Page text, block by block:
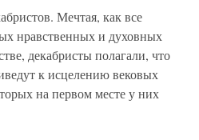
Мечтая, как все
нравственных и духовных
декабристы полагали, что
к исцелению вековых
на первом месте у них